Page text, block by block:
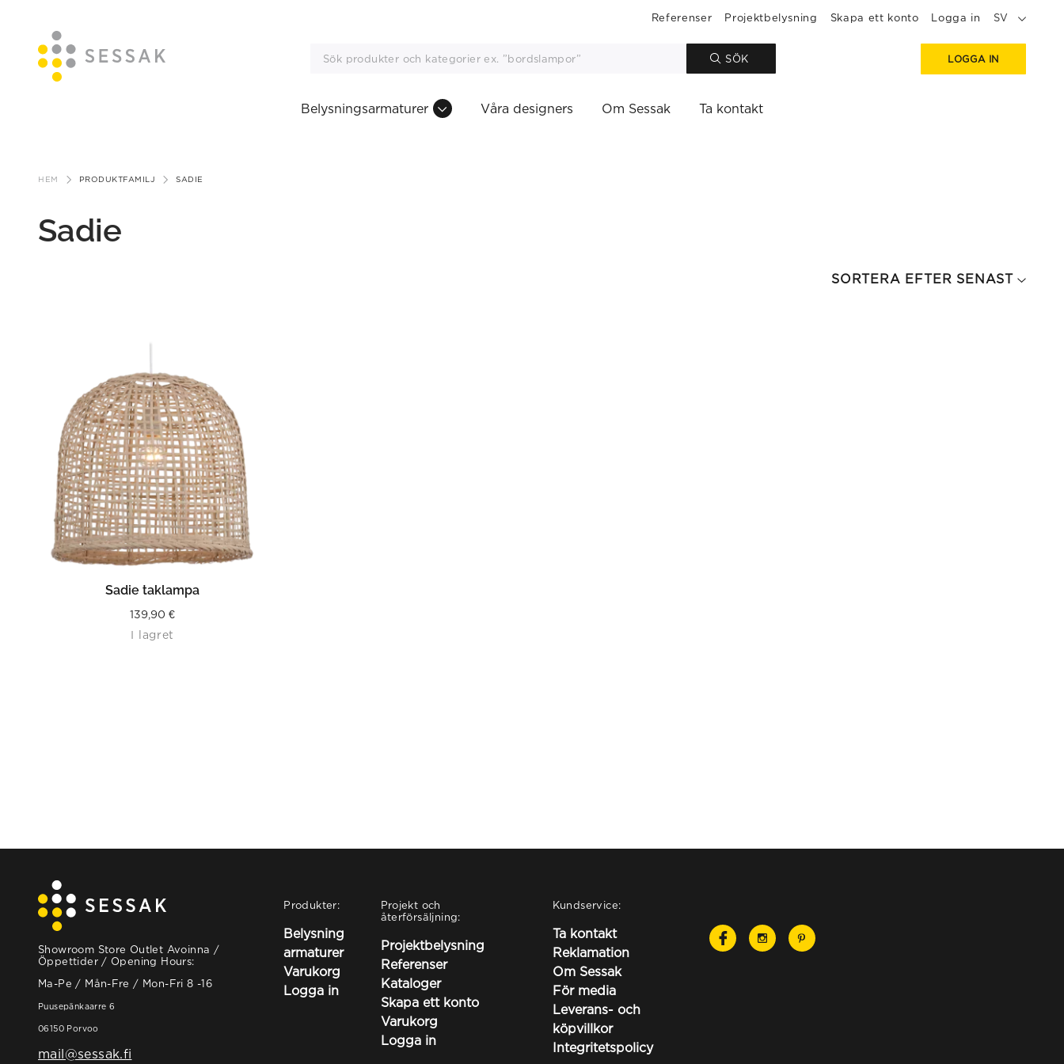
Referenser Projektbelysning Skapa ett konto Logga in SV
SÖK LOGGA IN
Belysningsarmaturer Våra designers Om Sessak Ta kontakt
HEM PRODUKTFAMILJ SADIE
Sadie
LÄS MER
Sadie taklampa
139,90€
I lagret
Showroom Store Outlet Avoinna /
Öppettider / Opening Hours:
Ma-Pe / Mån-Fre / Mon-Fri 8 -16
Puusepänkaarre 6
06150 Porvoo
mail@sessak.fi
Produkter:
Belysning
armaturer
Varukorg
Logga in
Projekt och
återförsäljning:
Projektbelysning
Referenser
Kataloger
Skapa ett konto
Varukorg
Logga in
Kundservice:
Ta kontakt
Reklamation
Om Sessak
För media
Leverans- och
köpvillkor
Integritetspolicy